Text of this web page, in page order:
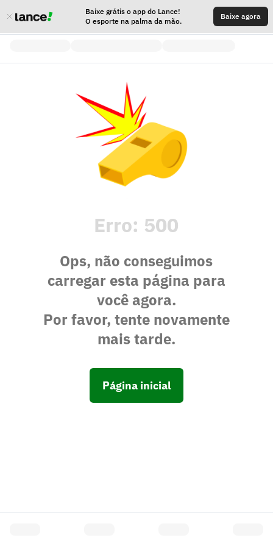
Baixe grátis o app do Lance!
O esporte na palma da mão.
Baixe agora
Erro: 500
Ops, não conseguimos
carregar esta página para
você agora.
Por favor, tente novamente
mais tarde.
Página inicial